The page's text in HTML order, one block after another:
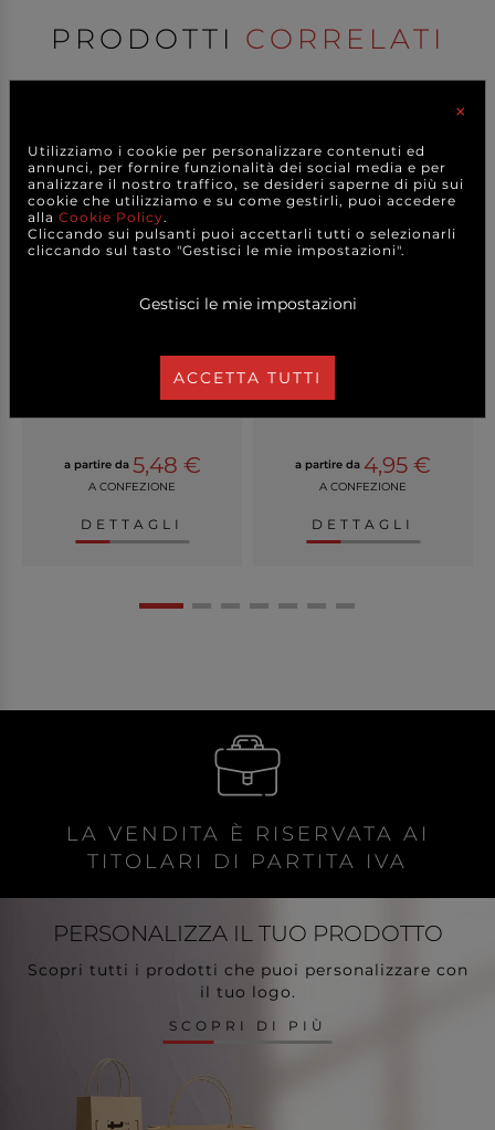
PRODOTTI CORRELATI
in cartoncino...
a partire da 5,48 €
A CONFEZIONE
DETTAGLI
in cartoncino...
a partire da 4,95 €
A CONFEZIONE
DETTAGLI
LA VENDITA È RISERVATA AI
TITOLARI DI PARTITA IVA
PERSONALIZZA IL TUO PRODOTTO
Scopri tutti i prodotti che puoi personalizzare con
il tuo logo.
SCOPRI DI PIÙ
×
Utilizziamo i cookie per personalizzare contenuti ed
annunci, per fornire funzionalità dei social media e per
analizzare il nostro traffico, se desideri saperne di più sui
cookie che utilizziamo e su come gestirli, puoi accedere
alla Cookie Policy.
Cliccando sui pulsanti puoi accettarli tutti o selezionarli
cliccando sul tasto "Gestisci le mie impostazioni".
Gestisci le mie impostazioni
ACCETTA TUTTI